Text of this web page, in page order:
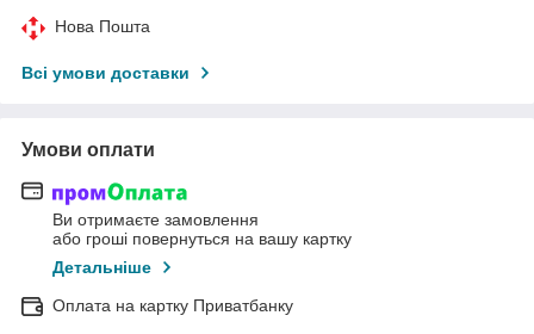
Нова Пошта
Всі умови доставки
Умови оплати
Ви отримаєте замовлення
або гроші повернуться на вашу картку
Детальніше
Оплата на картку Приватбанку